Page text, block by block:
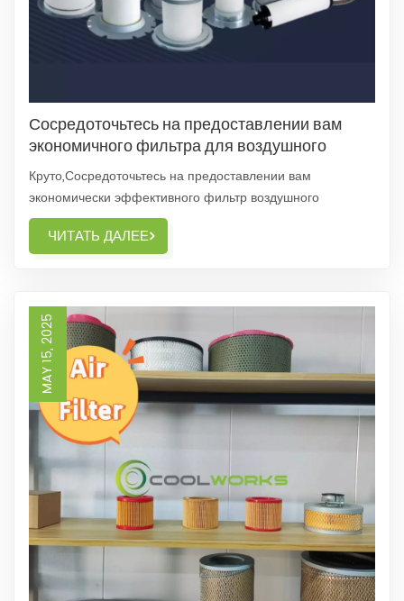
Сосредоточьтесь на предоставлении вам
экономичного фильтра для воздушного
компрессора.
Круто,Сосредоточьтесь на предоставлении вам
экономически эффективного фильтр воздушного
компрессора..В области современного промышленного
производства, воздушные компрессоры являются
электроэнергией работу...
ЧИТАТЬ ДАЛЕЕ
MAY 15, 2025